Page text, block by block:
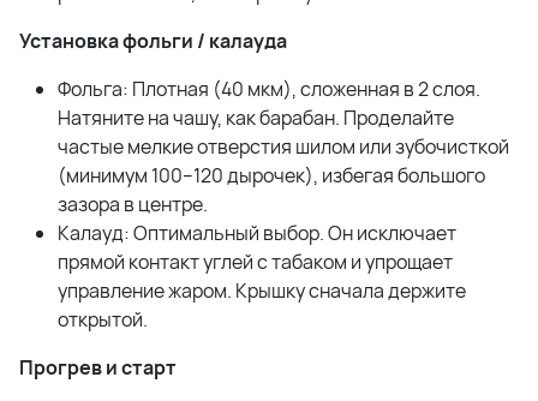
Установка фольги / калауда
Фольга: Плотная (40 мкм), сложенная в 2 слоя.
Натяните на чашу, как барабан. Проделайте
частые мелкие отверстия шилом или зубочисткой
(минимум 100–120 дырочек), избегая большого
зазора в центре.
Калауд: Оптимальный выбор. Он исключает
прямой контакт углей с табаком и упрощает
управление жаром. Крышку сначала держите
открытой.
Прогрев и старт